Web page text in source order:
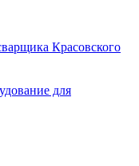
Красовского
для